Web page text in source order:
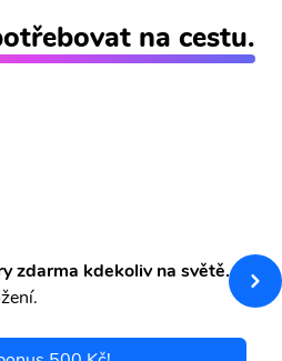
na cestu.
zdarma kdekoliv na světě.